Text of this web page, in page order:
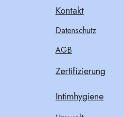
Kontakt
Datenschutz
AGB
Zertifizierung
Intimhygiene